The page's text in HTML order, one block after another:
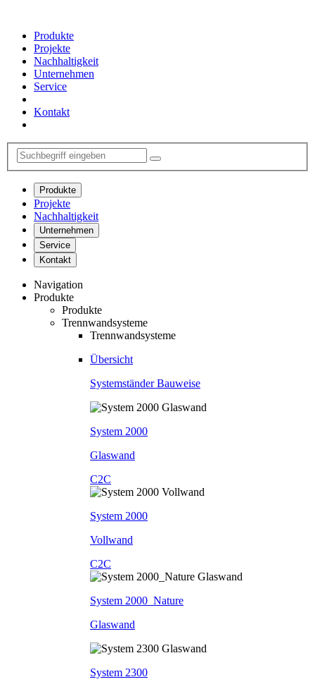
Produkte
Projekte
Nachhaltigkeit
Unternehmen
Service
Kontakt
Produkte
Projekte
Nachhaltigkeit
Unternehmen
Service
Kontakt
Navigation
Produkte
Produkte
Trennwandsysteme
Trennwandsysteme
Übersicht
Systemständer Bauweise
System 2000
Glaswand
C2C
System 2000
Vollwand
C2C
System 2000_Nature
Glaswand
System 2300